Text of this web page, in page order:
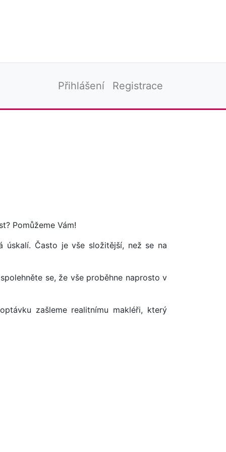
Přihlášení Registrace
Pomůžeme Vám!
úskalí. Často je vše složitější, než se na
se, že vše proběhne naprosto v
zašleme realitnímu makléři, který